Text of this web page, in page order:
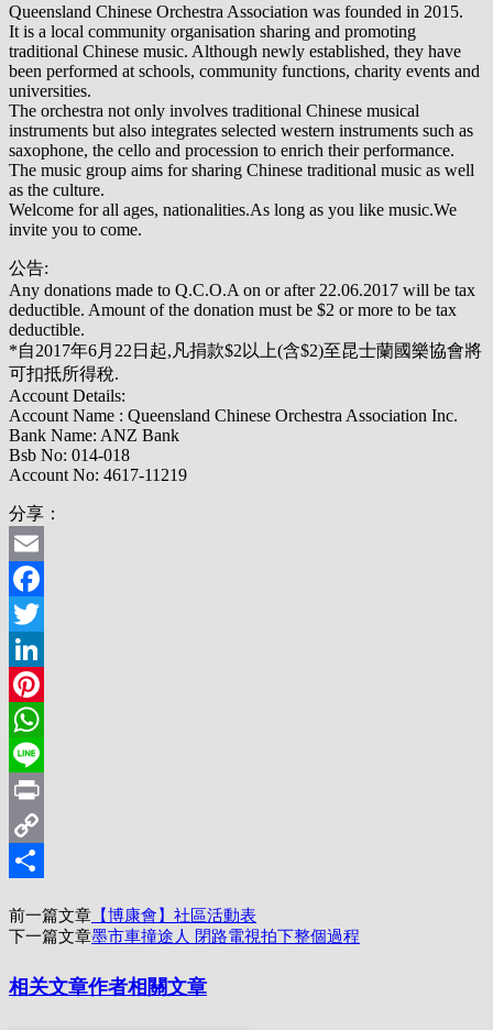
Queensland Chinese Orchestra Association was founded in 2015.
It is a local community organisation sharing and promoting
traditional Chinese music. Although newly established, they have
been performed at schools, community functions, charity events and
universities.
The orchestra not only involves traditional Chinese musical
instruments but also integrates selected western instruments such as
saxophone, the cello and procession to enrich their performance.
The music group aims for sharing Chinese traditional music as well
as the culture.
Welcome for all ages, nationalities.As long as you like music.We
invite you to come.
公告:
Any donations made to Q.C.O.A on or after 22.06.2017 will be tax
deductible. Amount of the donation must be $2 or more to be tax
deductible.
*自2017年6月22日起,凡捐款$2以上(含$2)至昆士蘭國樂協會將
可扣抵所得稅.
Account Details:
Account Name : Queensland Chinese Orchestra Association Inc.
Bank Name: ANZ Bank
Bsb No: 014-018
Account No: 4617-11219
分享：
Email
Facebook
Twitter
LinkedIn
Pinterest
WhatsApp
Line
Print
Copy
享
前一篇文章 【博康會】社區活動表
下一篇文章墨市車撞途人 閉路電視拍下整個過程
相关文章作者相關文章